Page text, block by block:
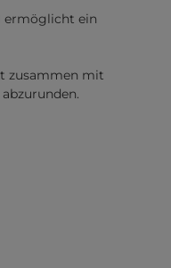
ermöglicht ein
zusammen mit